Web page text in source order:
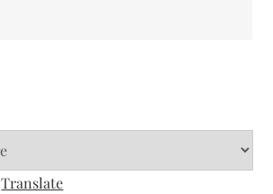
Translate